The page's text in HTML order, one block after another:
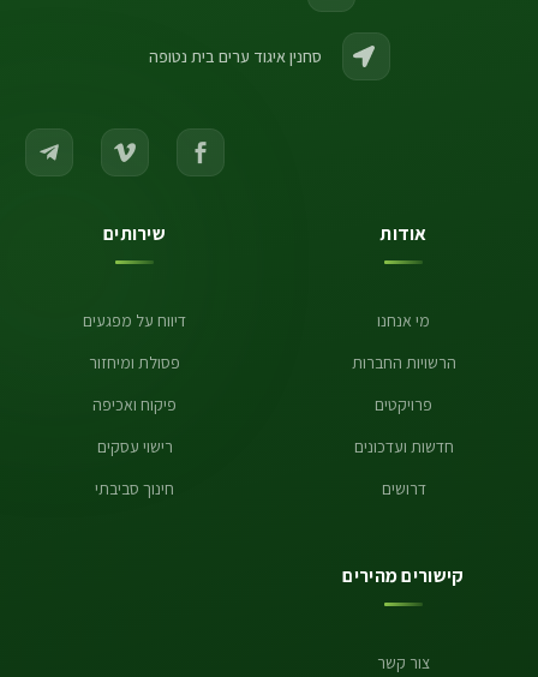
סחנין איגוד ערים בית נטופה
אודות
מי אנחנו
הרשויות החברות
פרויקטים
חדשות ועדכונים
דרושים
שירותים
דיווח על מפגעים
פסולת ומיחזור
פיקוח ואכיפה
רישוי עסקים
חינוך סביבתי
קישורים מהירים
צור קשר